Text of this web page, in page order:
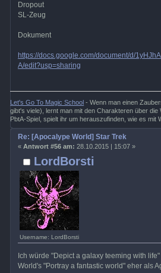
Dropout
SL-Zeug
Dokument
https://docs.google.com/document/d/
A/edit?usp=sharing
Let's Go To Magic School - Wenn man einen
gibt's viele), lernt man mit den Charakteren über die
PbtA-Spiel, spielt ihr um herauszufinden, wie es mit
LordBorsti
Username: LordBorsti
Re: [Apocalype World] Star Trek
« Antwort #56 am: 28.10.2015 | 15:07 »
Ich würde "Depict a galaxy teeming with
World's "Portray a fantastic world" eher als